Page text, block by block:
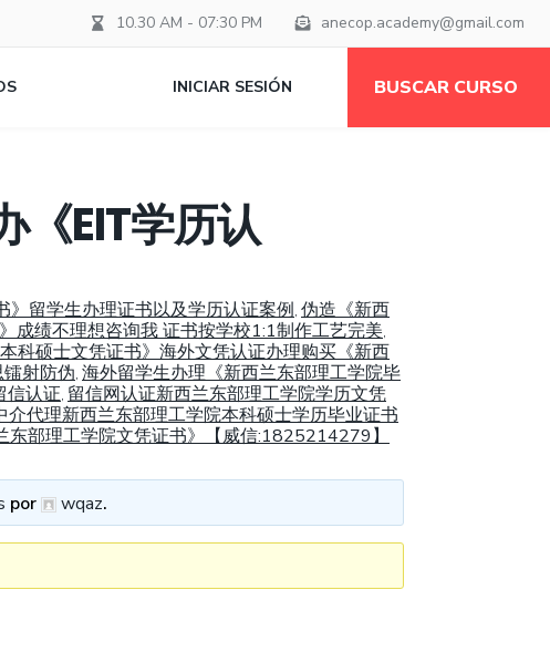
10.30 AM - 07:30 PM anecop.academy@gmail.com
INICIAR SESIÓN BUSCAR CURSO
《EIT学历认
留学生办理证书以及学历认证案例, 伪造《新西
绩不理想咨询我 证书按学校1:1制作工艺完美,
科硕士文凭证书》海外文凭认证办理购买《新西
射防伪, 海外留学生办理《新西兰东部理工学院毕
信认证, 留信网认证新西兰东部理工学院学历文凭
介代理新西兰东部理工学院本科硕士学历毕业证书
东部理工学院文凭证书》【威信:1825214279】
por wqaz.